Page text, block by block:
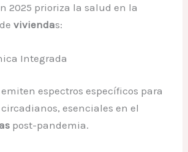
2025 prioriza la salud en la
deviviendas:
Integrada
espectros específicos para
esenciales en el
post-pandemia.